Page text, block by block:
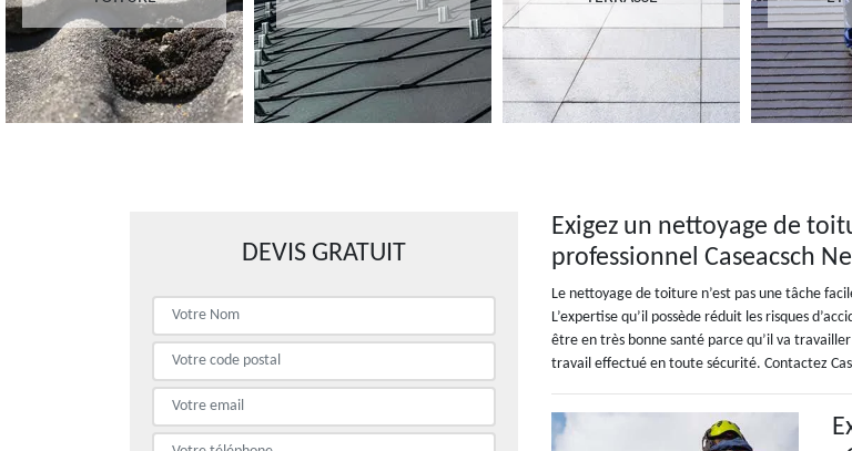
DEVIS GRATUIT
Exigez un nettoyage de
professionnel Caseacsch
Le nettoyage de toiture n’est pas une tâche
L’expertise qu’il possède réduit les risques
être en très bonne santé parce qu’il va
travail effectué en toute sécurité. Contactez